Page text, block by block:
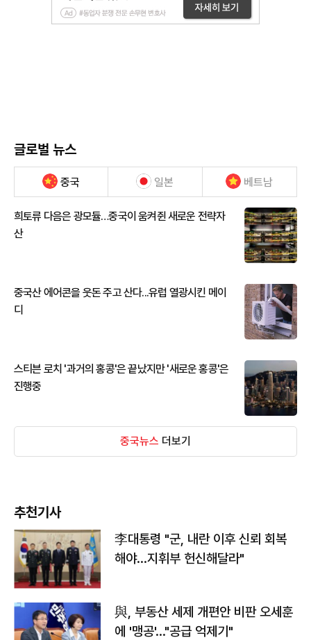
글로벌 뉴스
중국 일본 베트남
희토류 다음은 광모듈…중국이 움켜쥔 새로운 전략자
산
중국산 에어콘을 웃돈 주고 산다...유럽 열광시킨 메이
디
스티븐 로치 '과거의 홍콩'은 끝났지만 '새로운 홍콩'은
진행중
중국뉴스 더보기
추천기사
李대통령 "군, 내란 이후 신뢰 회복
해야…지휘부 헌신해달라"
與, 부동산 세제 개편안 비판 오세훈
에 '맹공'…"공급 억제기"